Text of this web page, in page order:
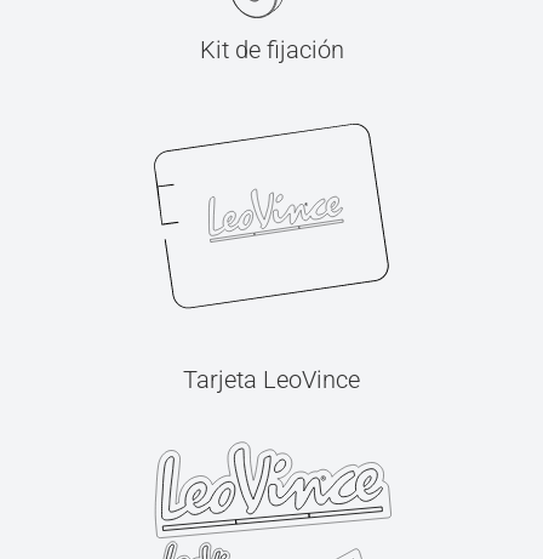
Kit de fijación
Tarjeta LeoVince